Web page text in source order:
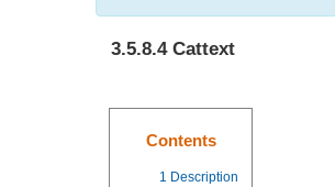
3.5.8.4 Cattext
Contents
1 Description